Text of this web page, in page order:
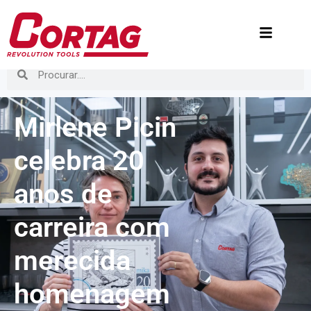
Mirlene Picin
celebra 20
anos de
carreira com
merecida
homenagem